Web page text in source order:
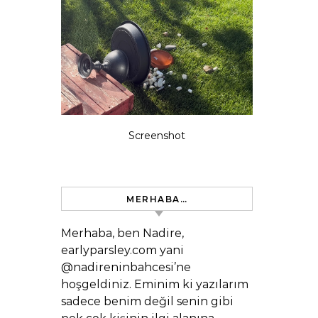
Screenshot
MERHABA…
Merhaba, ben Nadire,
earlyparsley.com yani
@nadireninbahcesi’ne
hoşgeldiniz. Eminim ki yazılarım
sadece benim değil senin gibi